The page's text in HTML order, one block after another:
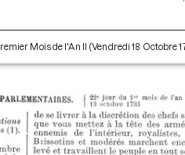
Mois de l'An II (Vendredi 18 Octobre